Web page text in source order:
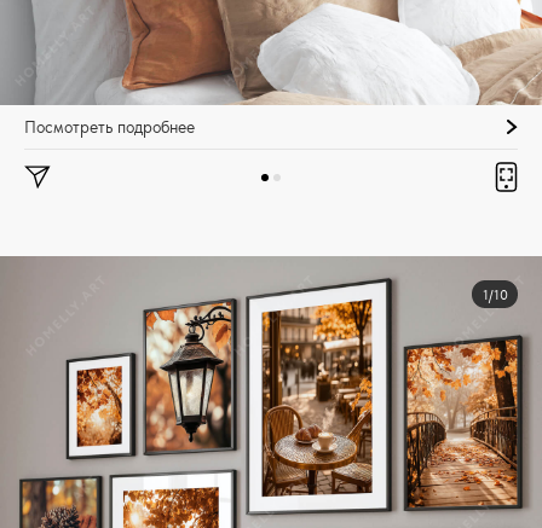
Посмотреть подробнее
1/10